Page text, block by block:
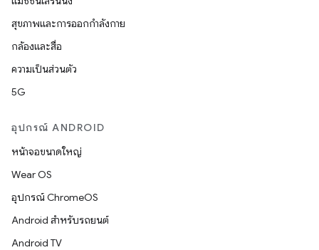
สุขภาพและการออกกำลังกาย
กล้องและสื่อ
ความเป็นส่วนตัว
5G
อุปกรณ์ ANDROID
หน้าจอขนาดใหญ่
Wear OS
อุปกรณ์ ChromeOS
Android สำหรับรถยนต์
Android TV